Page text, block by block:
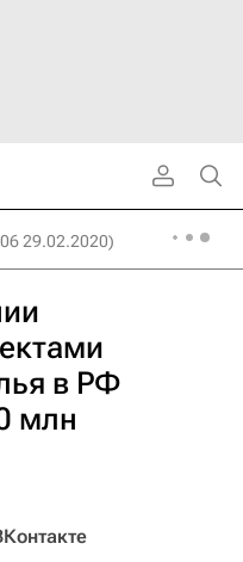
29.02.2020)
в РФ
млн